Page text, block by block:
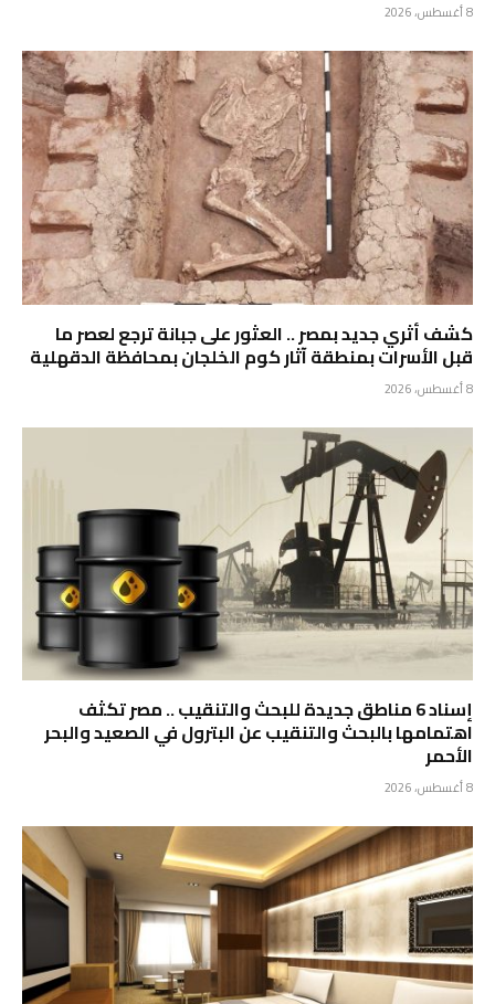
8 أغسطس، 2026
كشف أثري جديد بمصر .. ⁠العثور على جبانة ترجع لعصر ما
قبل الأسرات بمنطقة آثار كوم الخلجان بمحافظة الدقهلية
8 أغسطس، 2026
إسناد 6 مناطق جديدة للبحث والتنقيب .. مصر تكثف
اهتمامها بالبحث والتنقيب عن البترول في الصعيد والبحر
الأحمر
8 أغسطس، 2026